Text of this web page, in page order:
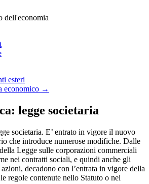
dell'economia
esteri
economico →
legge societaria
societaria. E’ entrato in vigore il nuovo
che introduce numerose modifiche. Dalle
Legge sulle corporazioni commerciali
nei contratti sociali, e quindi anche gli
decadono con l’entrata in vigore della
regole contenute nello Statuto o nei